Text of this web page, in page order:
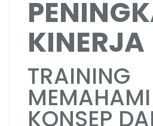
KINERJA
TRAINING
MEMAHAMI
KONSEP